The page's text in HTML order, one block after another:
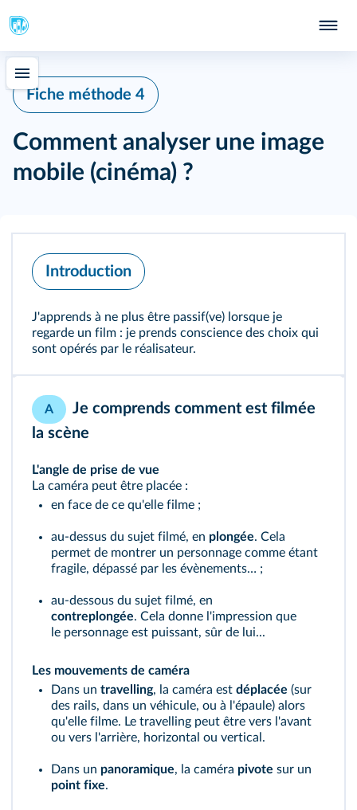
Fiche méthode 4
Comment analyser une image
mobile (cinéma) ?
Introduction
J'apprends à ne plus être passif(ve) lorsque je
regarde un film : je prends conscience des choix qui
sont opérés par le réalisateur.
A
Je comprends comment est filmée
la scène
L'angle de prise de vue
La caméra peut être placée :
en face de ce qu'elle filme ;
au-dessus du sujet filmé, en plongée. Cela
permet de montrer un personnage comme étant
fragile, dépassé par les évènements… ;
au-dessous du sujet filmé, en
contreplongée. Cela donne l'impression que
le personnage est puissant, sûr de lui...
Les mouvements de caméra
Dans un travelling, la caméra est déplacée (sur
des rails, dans un véhicule, ou à l'épaule) alors
qu'elle filme. Le travelling peut être vers l'avant
ou vers l'arrière, horizontal ou vertical.
Dans un panoramique, la caméra pivote sur un
point fixe.